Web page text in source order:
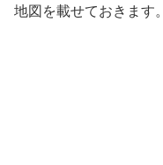
地図を載せておきます。